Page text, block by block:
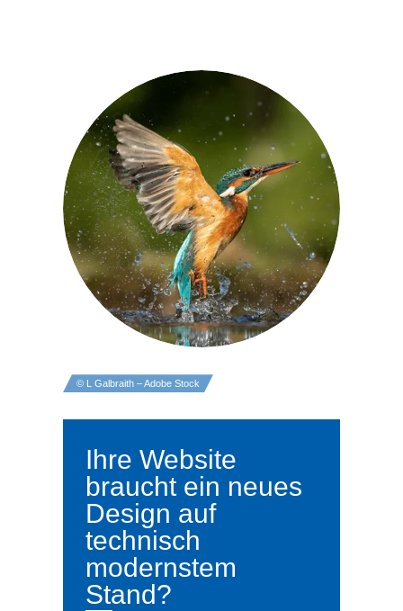
© L Galbraith – Adobe Stock
Ihre Website
braucht ein neues
Design auf
technisch
modernstem
Stand?